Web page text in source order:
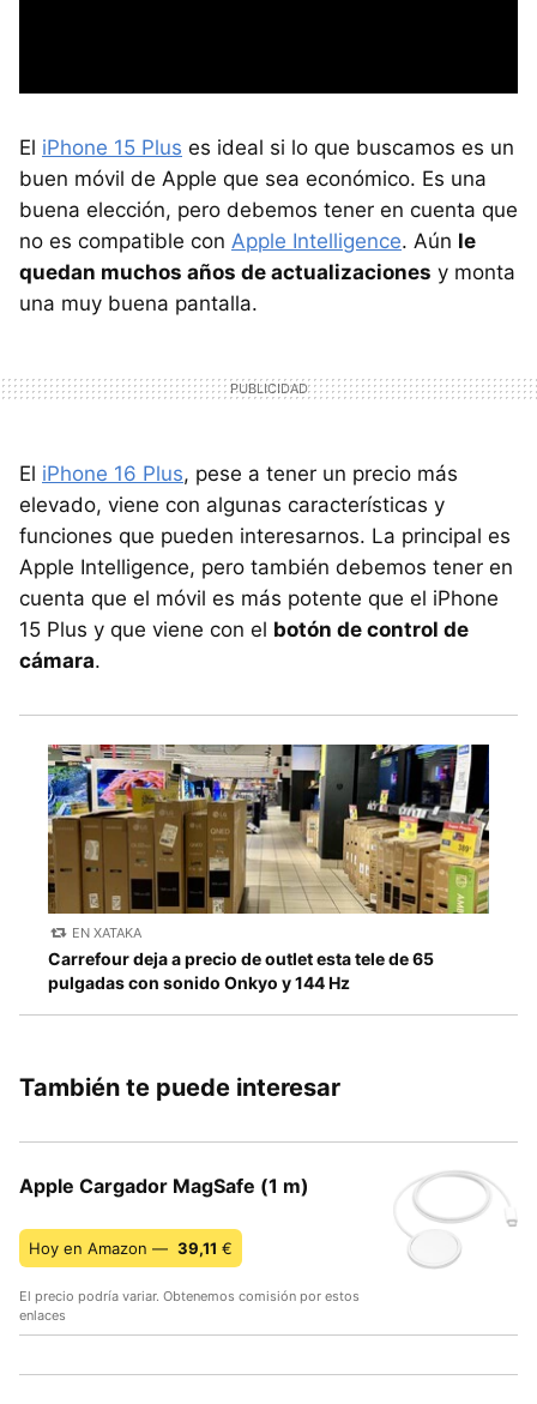
El iPhone 15 Plus es ideal si lo que buscamos es un
buen móvil de Apple que sea económico. Es una
buena elección, pero debemos tener en cuenta que
no es compatible con Apple Intelligence. Aún le
quedan muchos años de actualizaciones y monta
una muy buena pantalla.
El iPhone 16 Plus, pese a tener un precio más
elevado, viene con algunas características y
funciones que pueden interesarnos. La principal es
Apple Intelligence, pero también debemos tener en
cuenta que el móvil es más potente que el iPhone
15 Plus y que viene con el botón de control de
cámara.
EN XATAKA
Carrefour deja a precio de outlet esta tele de 65
pulgadas con sonido Onkyo y 144 Hz
También te puede interesar
Apple Cargador MagSafe (1 m) ​​​​​​​
Hoy en Amazon — 39,11 €
El precio podría variar. Obtenemos comisión por estos
enlaces